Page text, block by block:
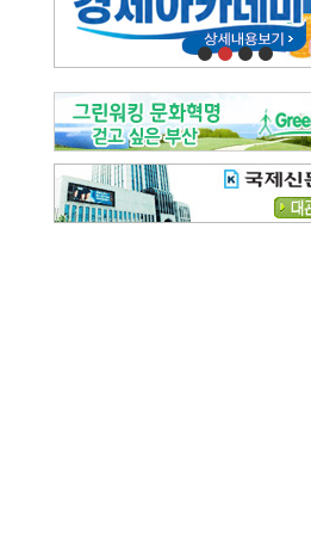
오늘의 날씨-[전체보기]
오늘의 날씨- 2026년 8월 7일
오늘의 날씨- 2026년 8월 6일
우리 결혼해요-[전체보기]
우리 결혼해요- 김홍윤·정세빈 커플